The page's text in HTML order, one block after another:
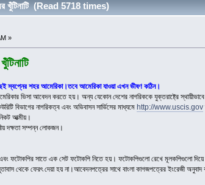
খুঁটিনাটি (Read 5718 times)
»
স্বপ্নের শহর আমেরিকা।তবে আমেরিকা যাওয়া এখন ভীষণ কঠিন।
ভিসা আবেদন করতে হয়। অন্য যেকোন দেশের নাগরিককে যুক্তরাষ্ট্রে
বিভাগের নাগরিকত্ব এবং অভিবাসন সার্ভিসের মাধ্যমে http://www.uscis.gov
আত্মীয়।
দক্ষতা সম্পন্ন লোকজন।
ফটোকপির সাতে এক সেট ফটোকপি নিতে হয়। ফটোকপিগুলো রেখে মূলকপিগুলো দিয়ে
থেকে ফেরৎ দেয়া হয় না।আবেদনপত্রের সাথে বাংলা কাগজপত্রের ইংরেজী অনুবাদ